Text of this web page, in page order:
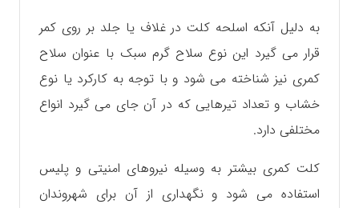
به دلیل آنکه اسلحه کلت در غلاف یا جلد بر روی کمر
قرار می گیرد این نوع سلاح گرم سبک با عنوان سلاح
کمری نیز شناخته می شود و با توجه به کارکرد یا نوع
خشاب و تعداد تیرهایی که در آن جای می گیرد انواع
مختلفی دارد.
کلت کمری بیشتر به وسیله نیروهای امنیتی و پلیس
استفاده می شود و نگهداری از آن برای شهروندان